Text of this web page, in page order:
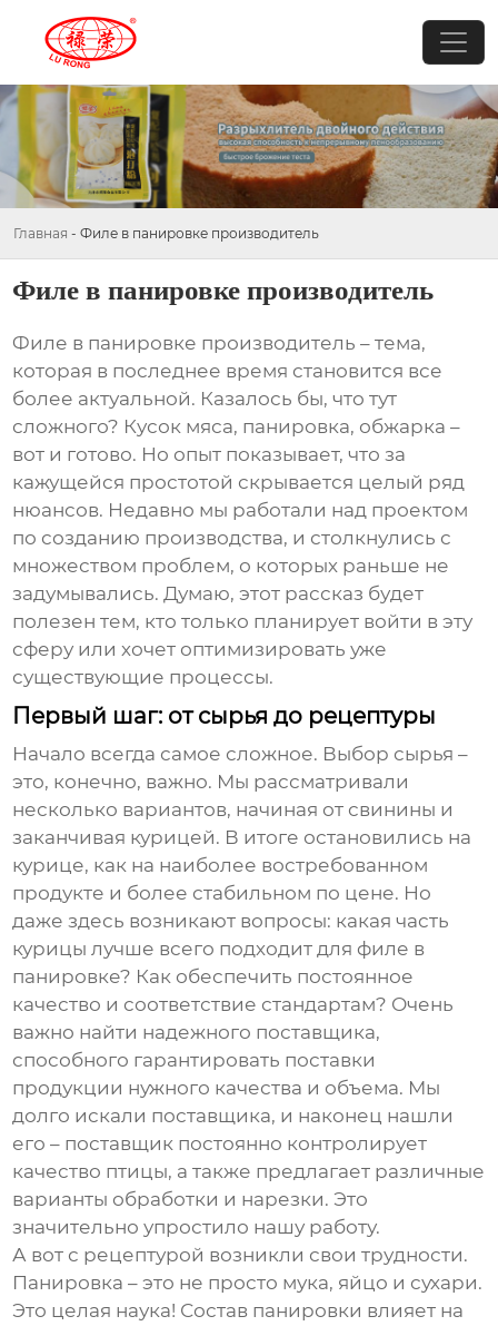
Главная - Филе в панировке производитель
Филе в панировке производитель
Филе в панировке производитель – тема,
которая в последнее время становится все
более актуальной. Казалось бы, что тут
сложного? Кусок мяса, панировка, обжарка –
вот и готово. Но опыт показывает, что за
кажущейся простотой скрывается целый ряд
нюансов. Недавно мы работали над проектом
по созданию производства, и столкнулись с
множеством проблем, о которых раньше не
задумывались. Думаю, этот рассказ будет
полезен тем, кто только планирует войти в эту
сферу или хочет оптимизировать уже
существующие процессы.
Первый шаг: от сырья до рецептуры
Начало всегда самое сложное. Выбор сырья –
это, конечно, важно. Мы рассматривали
несколько вариантов, начиная от свинины и
заканчивая курицей. В итоге остановились на
курице, как на наиболее востребованном
продукте и более стабильном по цене. Но
даже здесь возникают вопросы: какая часть
курицы лучше всего подходит для филе в
панировке? Как обеспечить постоянное
качество и соответствие стандартам? Очень
важно найти надежного поставщика,
способного гарантировать поставки
продукции нужного качества и объема. Мы
долго искали поставщика, и наконец нашли
его – поставщик постоянно контролирует
качество птицы, а также предлагает различные
варианты обработки и нарезки. Это
значительно упростило нашу работу.
А вот с рецептурой возникли свои трудности.
Панировка – это не просто мука, яйцо и сухари.
Это целая наука! Состав панировки влияет на